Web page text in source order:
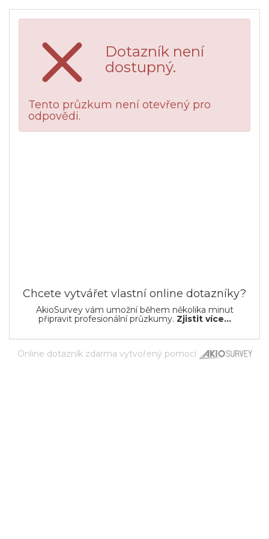
Dotazník není
dostupný.
Tento průzkum není otevřený pro
odpovědi.
Chcete vytvářet vlastní online dotazníky?
AkioSurvey vám umožní během několika minut
připravit profesionální průzkumy. Zjistit více...
Online dotazník zdarma vytvořený pomocí